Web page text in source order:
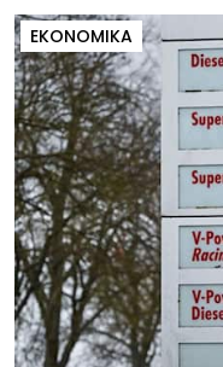
EKONOMIKA